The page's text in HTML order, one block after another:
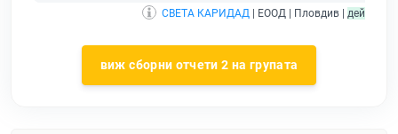
СВЕТА КАРИДАД | ЕООД | Пловдив | действащ
виж сборни отчети 2 на групата